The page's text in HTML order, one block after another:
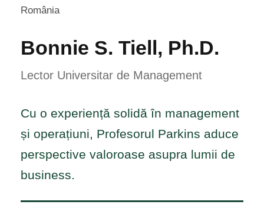
România
Bonnie S. Tiell, Ph.D.
Lector Universitar de Management
Cu o experiență solidă în management
și operațiuni, Profesorul Parkins aduce
perspective valoroase asupra lumii de
business.